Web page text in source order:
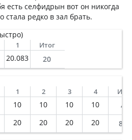
есть селфидрын вот он никогда
стала редко в зал брать.
1 Итог
20.083 20
1 2 3 4
10 10 10 10
40
20 20 20 20 800